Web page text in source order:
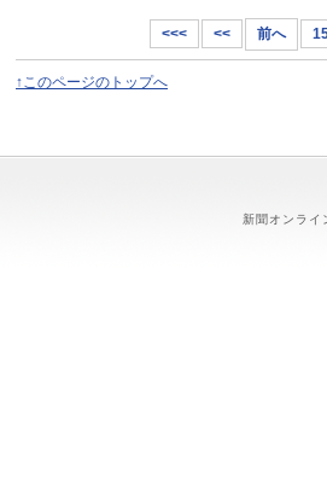
<<< << 前へ
↑このページのトップへ
新聞オンライ